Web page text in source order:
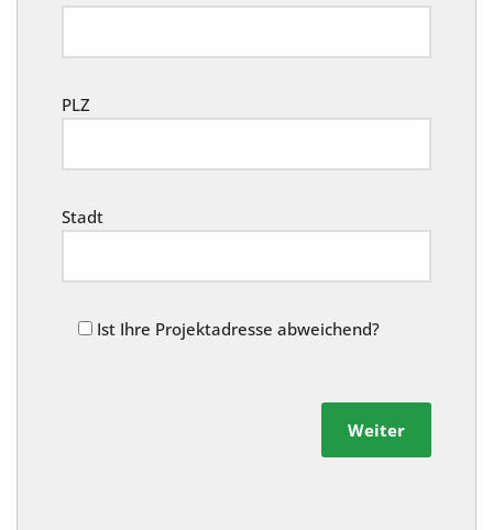
PLZ
Stadt
Ist Ihre Projektadresse abweichend?
Weiter